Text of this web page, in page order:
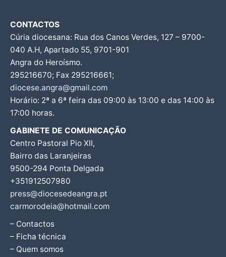
CONTACTOS
Cúria diocesana: Rua dos Canos Verdes, 127 – 9700-
040 A.H, Apartado 55, 9701-901
Angra do Heroísmo.
295216670; Fax 295216661;
diocese.angra@gmail.com
Horário: 2ª a 6ª feira das 09:00 às 13:00 e das 14:00 às
17:00 horas.
GABINETE DE COMUNICAÇÃO
Centro Pastoral Pio XII,
Bairro das Laranjeiras
9500-294 Ponta Delgada
+351912507980
press@diocesedeangra.pt
carmorodeia@hotmail.com
– Contactos
– Ficha técnica
– Quem somos